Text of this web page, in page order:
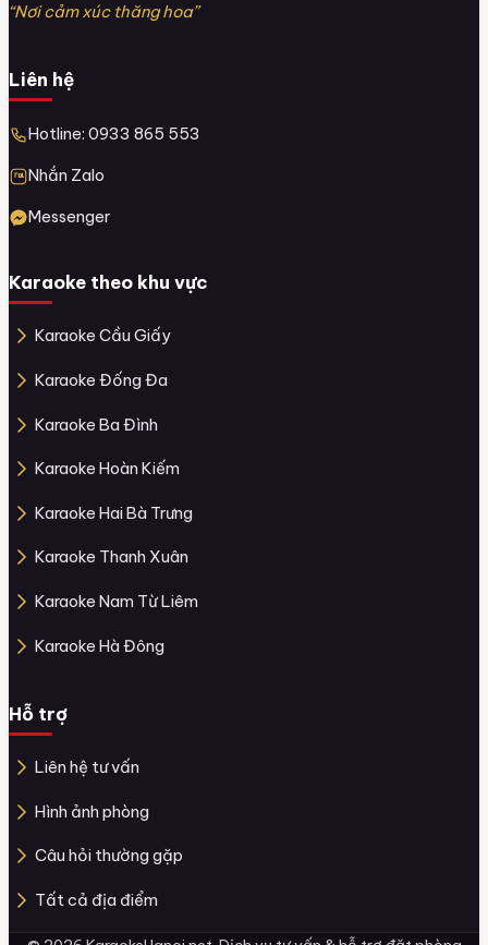
“Nơi cảm xúc thăng hoa”
Liên hệ
Hotline: 0933 865 553
Nhắn Zalo
Messenger
Karaoke theo khu vực
Karaoke Cầu Giấy
Karaoke Đống Đa
Karaoke Ba Đình
Karaoke Hoàn Kiếm
Karaoke Hai Bà Trưng
Karaoke Thanh Xuân
Karaoke Nam Từ Liêm
Karaoke Hà Đông
Hỗ trợ
Liên hệ tư vấn
Hình ảnh phòng
Câu hỏi thường gặp
Tất cả địa điểm